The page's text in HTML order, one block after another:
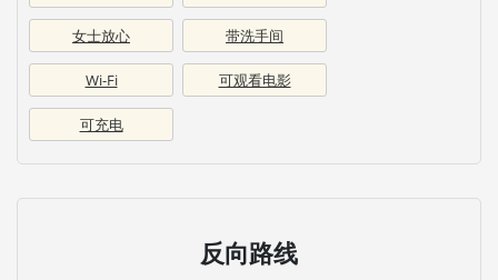
女士放心 带洗手间
Wi-Fi 可观看电影
可充电
反向路线